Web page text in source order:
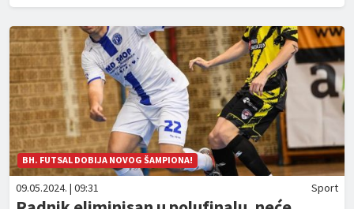
BH. FUTSAL DOBIJA NOVOG ŠAMPIONA!
09.05.2024. | 09:31 Sport